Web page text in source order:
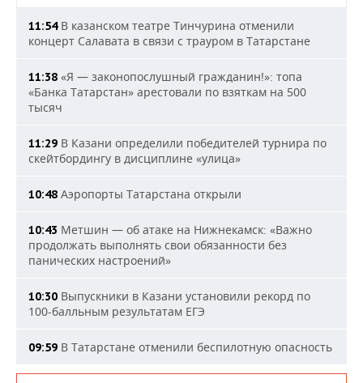
11:54В казанском театре Тинчурина отменили
концерт Салавата в связи с трауром в Татарстане
11:38 «Я — законопослушный гражданин!»: топа
«Банка Татарстан» арестовали по взяткам на 500
тысяч
11:29 В Казани определили победителей турнира по
скейтбордингу в дисциплине «улица»
10:48 Аэропорты Татарстана открыли
10:43 Метшин — об атаке на Нижнекамск: «Важно
продолжать выполнять свои обязанности без
панических настроений»
10:30 Выпускники в Казани установили рекорд по
100-балльным результатам ЕГЭ
09:59 В Татарстане отменили беспилотную опасность